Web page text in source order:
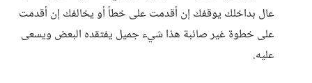
عال بداخلك يوقفك إن أقدمت على خطأ أو يخالفك إن أقدمت
على خطوة غير صائبة هذا شيء جميل يفتقده البعض ويسعى
عليه.